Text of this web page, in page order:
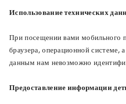
Использование технических
При посещении вами мобильного
браузера, операционной системе,
данным нам невозможно
Предоставление информации